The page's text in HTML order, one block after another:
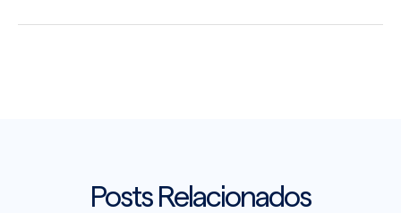
Posts Relacionados